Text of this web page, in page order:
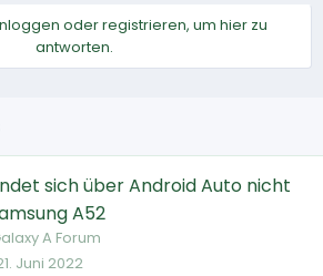
oder registrieren, um hier zu
antworten.
sich über Android Auto nicht
A52
A Forum
Juni 2022